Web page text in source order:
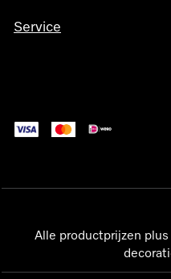
Service
Alle productprijzen